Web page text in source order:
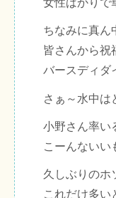
女性ばかりで
ちなみに真ん
皆さんから祝
バースディダ
さぁ～水中は
小野さん率い
こーんないい
久しぶりのホ
これだけ多い